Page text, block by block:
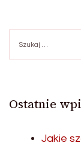
Ostatnie
Jakie